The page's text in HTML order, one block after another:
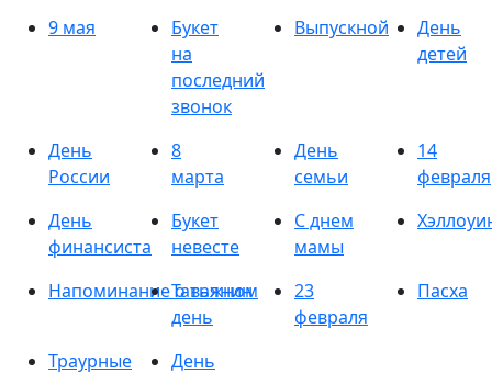
9 мая
Букет
на
последний
звонок
Выпускной
День
детей
День
России
8
марта
День
семьи
14
февраля
День
финансиста
Букет
невесте
С днем
мамы
Напоминание о важном
Татьянин
день
23
февраля
Пасха
Траурные
День